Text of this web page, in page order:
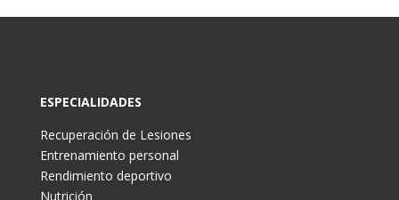
ESPECIALIDADES
Recuperación de Lesiones
Entrenamiento personal
Rendimiento deportivo
Nutrición